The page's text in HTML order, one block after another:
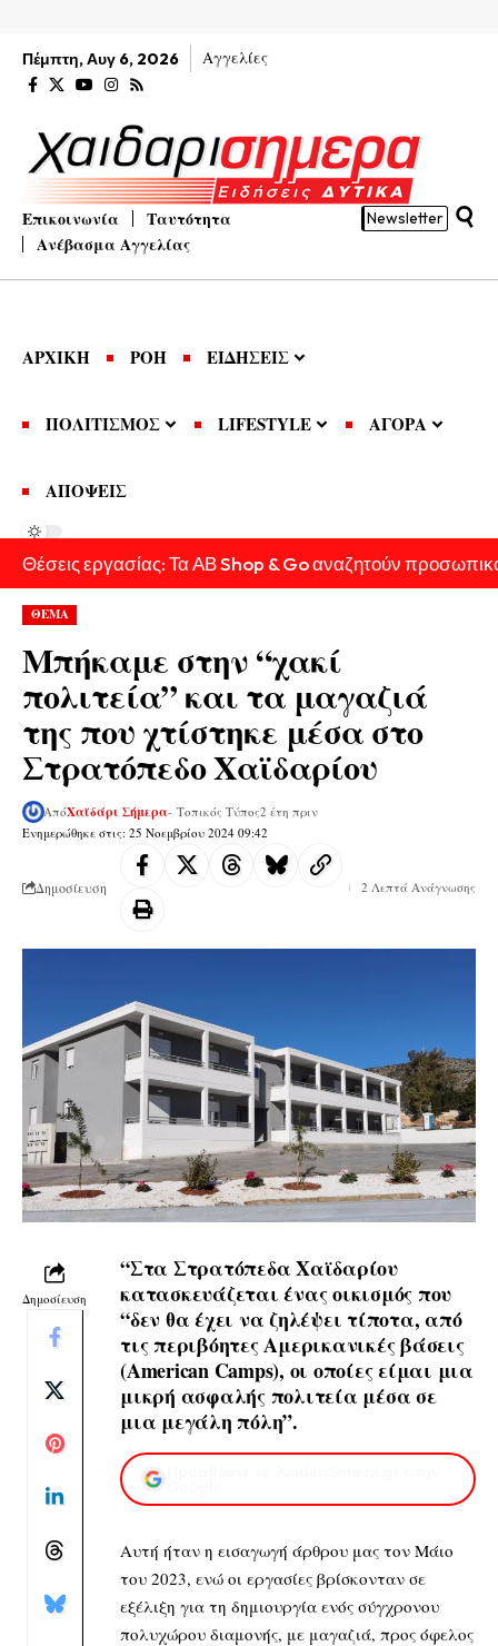
Πέμπτη, Αυγ 6, 2026 Αγγελίες
Επικοινωνία
Ταυτότητα
Ανέβασμα Αγγελίας
Newsletter
ΑΡΧΙΚΗ ΡΟΗ ΕΙΔΗΣΕΙΣ
ΠΟΛΙΤΙΣΜΟΣ LIFESTYLE ΑΓΟΡΑ
ΑΠΟΨΕΙΣ
Θέσεις εργασίας: Τα ΑΒ Shop & Go αναζητούν
ΘΕΜΑ
Μπήκαμε στην “χακί
πολιτεία” και τα μαγαζιά
της που χτίστηκε μέσα στο
Στρατόπεδο Χαϊδαρίου
Ενημερώθηκε στις: 25 Νοεμβρίου 2024 09:42
ΑπόΧαϊδάρι Σήμερα- Τοπικός Τύπος2 έτη πριν
Δημοσίευση 2 Λεπτά Ανάγνωσης
Δημοσίευση
“Στα Στρατόπεδα Χαϊδαρίου
κατασκευάζεται ένας οικισμός που
“δεν θα έχει να ζηλέψει τίποτα, από
τις περιβόητες Αμερικανικές βάσεις
(American Camps), οι οποίες είμαι μια
μικρή ασφαλής πολιτεία μέσα σε
μια μεγάλη πόλη”.
Αυτή ήταν η εισαγωγή άρθρου μας τον Μάιο
του 2023, ενώ οι εργασίες βρίσκονταν σε
εξέλιξη για τη δημιουργία ενός σύγχρονου
πολυχώρου διαμονής, με μαγαζιά, προς όφελος